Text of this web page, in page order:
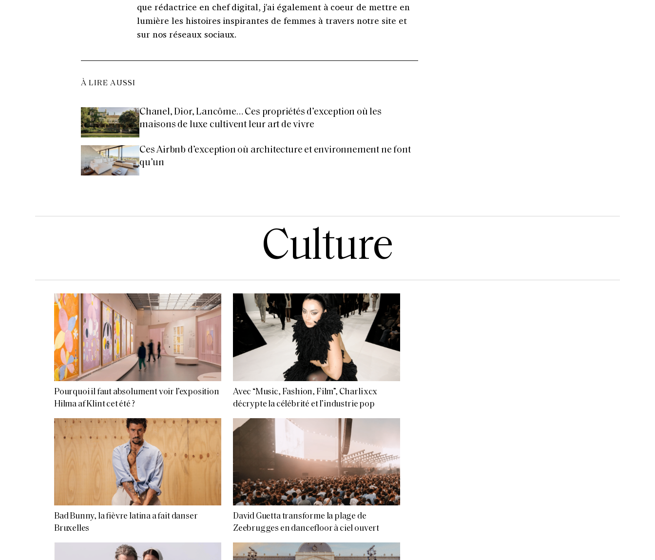
que rédactrice en chef digital, j'ai également à coeur de mettre en
lumière les histoires inspirantes de femmes à travers notre site et
sur nos réseaux sociaux.
À LIRE AUSSI
Chanel, Dior, Lancôme… Ces propriétés d’exception où les
maisons de luxe cultivent leur art de vivre
Ces Airbnb d’exception où architecture et environnement ne font
qu’un
Culture
Pourquoi il faut absolument voir l’exposition
Hilma af Klint cet été ?
Avec “Music, Fashion, Film”, Charli xcx
décrypte la célébrité et l’industrie pop
Bad Bunny, la fièvre latina a fait danser
Bruxelles
David Guetta transforme la plage de
Zeebrugges en dancefloor à ciel ouvert